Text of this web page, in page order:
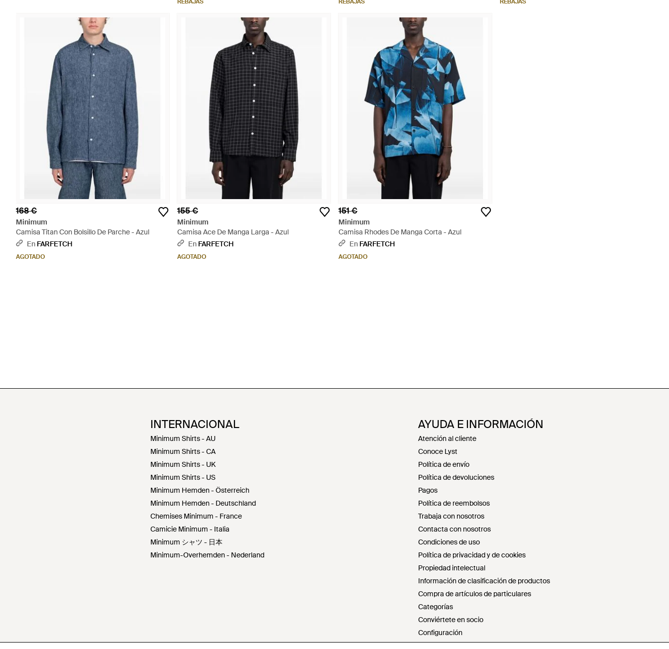
168 €
Minimum
Camisa Titan Con Bolsillo De Parche - Azul
En FARFETCH
AGOTADO
155 €
Minimum
Camisa Ace De Manga Larga - Azul
En FARFETCH
AGOTADO
151 €
Minimum
Camisa Rhodes De Manga Corta - Azul
En FARFETCH
AGOTADO
INTERNACIONAL
Minimum Shirts - AU
Minimum Shirts - CA
Minimum Shirts - UK
Minimum Shirts - US
Minimum Hemden - Österreich
Minimum Hemden - Deutschland
Chemises Minimum - France
Camicie Minimum - Italia
Minimum シャツ - 日本
Minimum-Overhemden - Nederland
AYUDA E INFORMACIÓN
Atención al cliente
Conoce Lyst
Política de envío
Política de devoluciones
Pagos
Política de reembolsos
Trabaja con nosotros
Contacta con nosotros
Condiciones de uso
Política de privacidad y de cookies
Propiedad intelectual
Información de clasificación de productos
Compra de artículos de particulares
Categorías
Conviértete en socio
Configuración
No vender ni compartir mi información personal